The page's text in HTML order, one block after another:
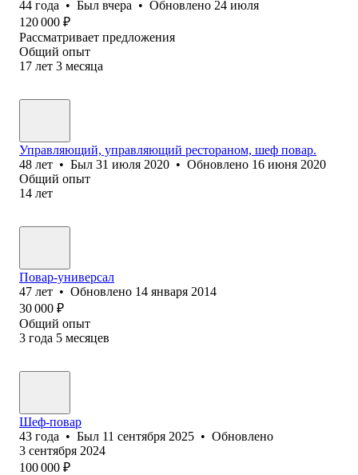
44 года • Был вчера • Обновлено 24 июля
120 000 ₽
Рассматривает предложения
Общий опыт
17 лет 3 месяца
Управляющий, управляющий рестораном, шеф повар.
48 лет • Был 31 июля 2020 • Обновлено 16 июня 2020
Общий опыт
14 лет
Повар-универсал
47 лет • Обновлено 14 января 2014
30 000 ₽
Общий опыт
3 года 5 месяцев
Шеф-повар
43 года • Был 11 сентября 2025 • Обновлено
3 сентября 2024
100 000 ₽